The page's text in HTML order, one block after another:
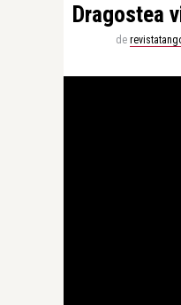
Dragostea
de